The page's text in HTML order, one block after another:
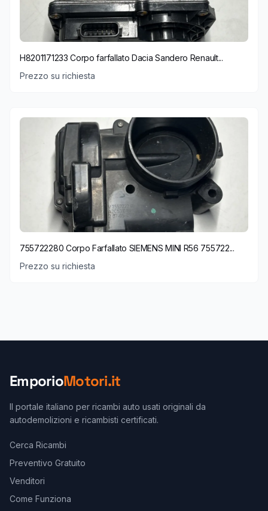
H8201171233 Corpo farfallato Dacia Sandero Renault...
Prezzo su richiesta
755722280 Corpo Farfallato SIEMENS MINI R56 755722...
Prezzo su richiesta
EmporioMotori.it
Il portale italiano per ricambi auto usati originali da
autodemolizioni e ricambisti certificati.
Cerca Ricambi
Preventivo Gratuito
Venditori
Come Funziona